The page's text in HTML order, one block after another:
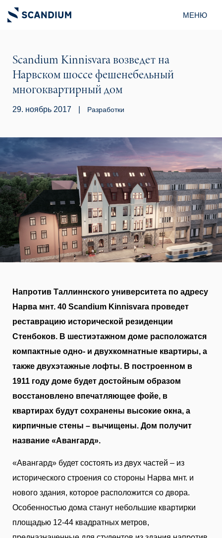
МЕНЮ
Scandium Kinnisvara возведет на
Нарвском шоссе фешенебельный
многоквартирный дом
29. ноябрь 2017 Pазработки
Напротив Таллиннского университета по адресу
Нарва мнт. 40 Scandium Kinnisvara проведет
реставрацию исторической резиденции
Стенбоков. В шестиэтажном доме расположатся
компактные одно- и двухкомнатные квартиры, а
также двухэтажные лофты. В построенном в
1911 году доме будет достойным образом
восстановлено впечатляющее фойе, в
квартирах будут сохранены высокие окна, а
кирпичные стены – вычищены. Дом получит
название «Авангард».
«Авангард» будет состоять из двух частей – из
исторического строения со стороны Нарва мнт. и
нового здания, которое расположится со двора.
Особенностью дома станут небольшие квартирки
площадью 12-44 квадратных метров,